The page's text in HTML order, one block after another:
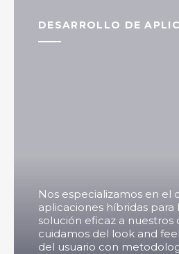
DESARROLLO DE
Nos especializamos en el
aplicaciones híbridas para
solución eficaz a nuestros
cuidamos del look and
del usuario con